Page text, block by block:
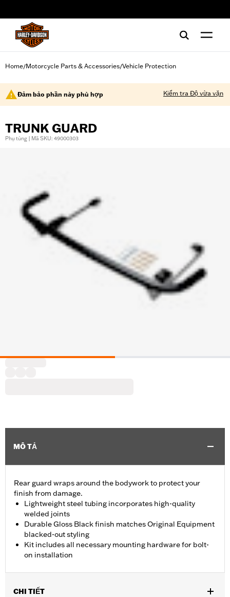
Home/Motorcycle Parts & Accessories/Vehicle Protection
Đảm bảo phần này phù hợp Kiểm tra Độ vừa vặn
TRUNK GUARD
Phụ tùng | Mã SKU: 49000303
MÔ TẢ
Rear guard wraps around the bodywork to protect your
finish from damage.
Lightweight steel tubing incorporates high-quality
welded joints
Durable Gloss Black finish matches Original Equipment
blacked-out styling
Kit includes all necessary mounting hardware for bolt-
on installation
CHI TIẾT